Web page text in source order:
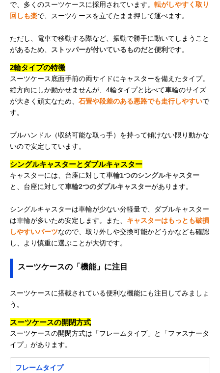
で、多くのスーツケースに採用されています。 転がしやすく取り
回しも楽で、スーツケースを立てたまま押して運べます。
ただし、電車で移動する際など、振動で勝手に動いてしまうこと
があるため、 ストッパーが付いているものだと便利 です。
2輪タイプの特徴
スーツケース底面手前の両サイドにキャスターを備えたタイプ。
縦方向にしか動かせませんが、4輪タイプと比べて車輪のサイズ
が大きく頑丈なため、 石畳や段差のある悪路でも走行しやすいで
す。
プルハンドル（収納可能な取っ手）を持って傾けない限り動かな
いので安定しています。
シングルキャスターとダブルキャスター
キャスターには、台座に対して車輪1つのシングルキャスター
と、台座に対して車輪2つのダブルキャスターがあります。
シングルキャスターは車輪が少ない分軽量で、ダブルキャスター
は車輪が多いため安定します。また、 キャスターはもっとも破損
しやすいパーツなので、取り外しや交換可能かどうかなども確認
し、より慎重に選ぶことが大切です。
スーツケースの「機能」に注目
スーツケースに搭載されている便利な機能にも注目してみましょ
う。
スーツケースの開閉方式
スーツケースの開閉方式は「フレームタイプ」と「ファスナータ
イプ」があります。
フレームタイプ